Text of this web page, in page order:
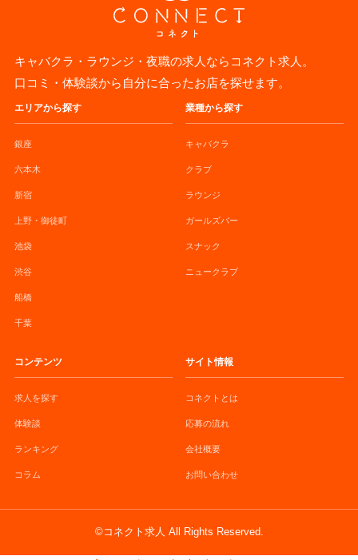
キャバクラ・ラウンジ・夜職の求人ならコネクト求人。
口コミ・体験談から自分に合ったお店を探せます。
エリアから探す
銀座
六本木
新宿
上野・御徒町
池袋
渋谷
船橋
千葉
業種から探す
キャバクラ
クラブ
ラウンジ
ガールズバー
スナック
ニュークラブ
コンテンツ
求人を探す
体験談
ランキング
コラム
サイト情報
コネクトとは
応募の流れ
会社概要
お問い合わせ
©コネクト求人 All Rights Reserved.